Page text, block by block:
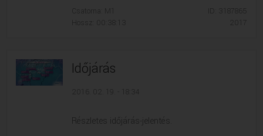
Csatorna: M1
Hossz: 00:38:13
ID: 3187865
2017
Időjárás
2016. 02. 19. - 18:34
Részletes időjárás-jelentés.